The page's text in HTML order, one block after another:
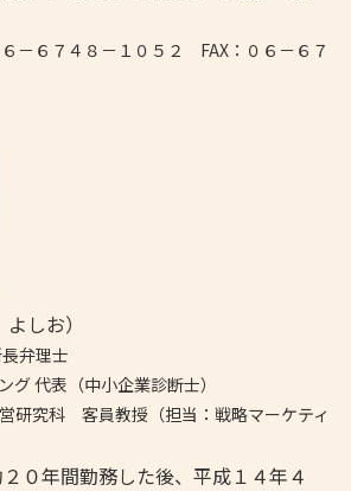
４８－１０５２ FAX：０６－６７
しお）
弁理士
グ 代表（中小企業診断士）
研究科 客員教授（担当：戦略マーケティ
０年間勤務した後、平成１４年４